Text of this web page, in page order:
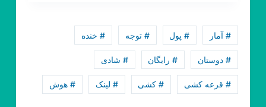
زنانه
تهران
مد
(نجف
آباد)
# آمار # پول # توجه # خنده
# دوستان # رایگان # شادی
# قرعه کشی # کشی # لینک # هوش